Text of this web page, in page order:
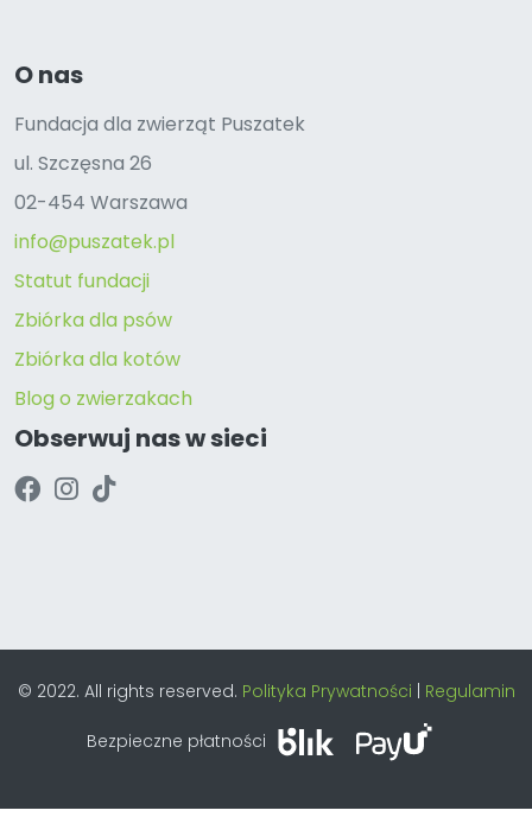
O nas
Fundacja dla zwierząt Puszatek
ul. Szczęsna 26
02-454 Warszawa
info@puszatek.pl
Statut fundacji
Zbiórka dla psów
Zbiórka dla kotów
Blog o zwierzakach
Obserwuj nas w sieci
© 2022. All rights reserved. Polityka Prywatności | Regulamin
Bezpieczne płatności